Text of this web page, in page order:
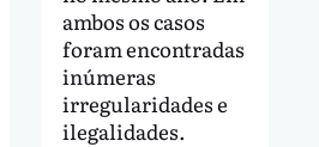
ambos os casos
foram encontradas
inúmeras
irregularidades e
ilegalidades.